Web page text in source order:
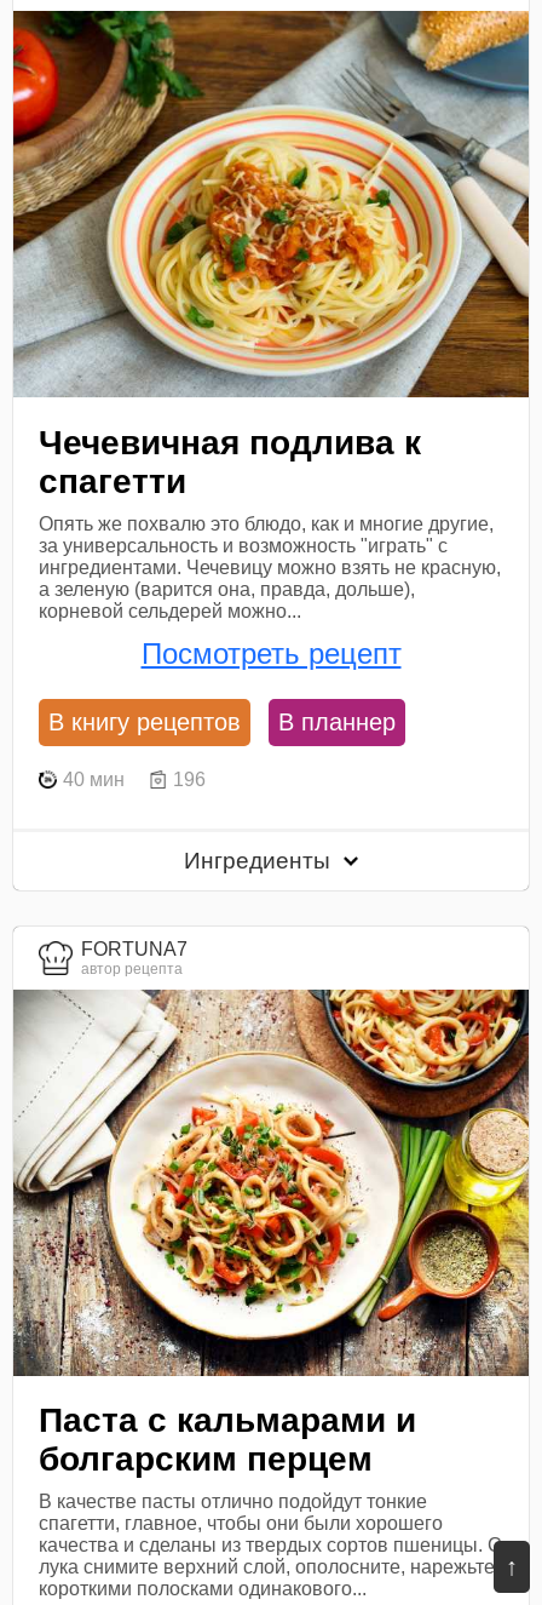
↑
Чечевичная подлива к
спагетти
Опять же похвалю это блюдо, как и многие другие,
за универсальность и возможность "играть" с
ингредиентами. Чечевицу можно взять не красную,
а зеленую (варится она, правда, дольше),
корневой сельдерей можно...
Посмотреть рецепт
В книгу рецептов В планнер
40 мин 196
Ингредиенты
FORTUNA7
автор рецепта
Паста с кальмарами и
болгарским перцем
В качестве пасты отлично подойдут тонкие
спагетти, главное, чтобы они были хорошего
качества и сделаны из твердых сортов пшеницы. С
лука снимите верхний слой, ополосните, нарежьте
короткими полосками одинакового...